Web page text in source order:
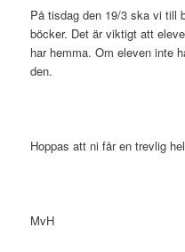
På tisdag den 19/3 ska vi till
böcker. Det är viktigt att
har hemma. Om eleven inte
den.
Hoppas att ni får en trevlig
MvH